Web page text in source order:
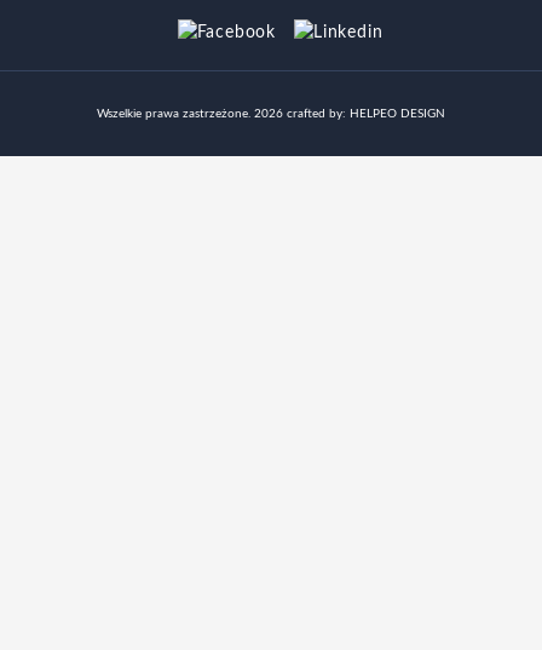
Wszelkie prawa zastrzeżone. 2026 crafted by: HELPEO DESIGN